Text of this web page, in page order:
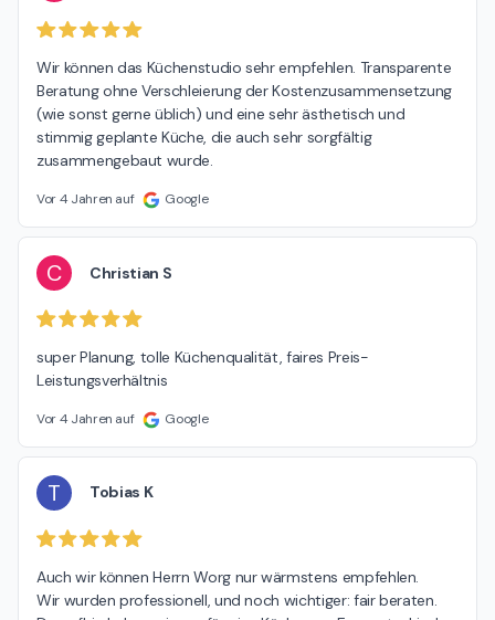
Wir können das Küchenstudio sehr empfehlen. Transparente
Beratung ohne Verschleierung der Kostenzusammensetzung
(wie sonst gerne üblich) und eine sehr ästhetisch und
stimmig geplante Küche, die auch sehr sorgfältig
zusammengebaut wurde.
Vor 4 Jahren auf Google
C Christian S
super Planung, tolle Küchenqualität, faires Preis-
Leistungsverhältnis
Vor 4 Jahren auf Google
T Tobias K
Auch wir können Herrn Worg nur wärmstens empfehlen.
Wir wurden professionell, und noch wichtiger: fair beraten.